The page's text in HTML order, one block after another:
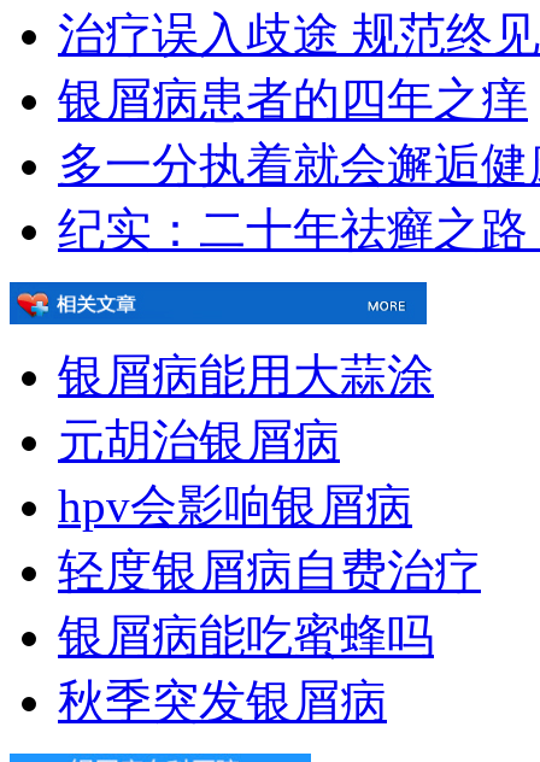
治疗误入歧途 规范终
银屑病患者的四年之痒
多一分执着就会邂逅健
纪实：二十年祛癣之
银屑病能用大蒜涂
元胡治银屑病
hpv会影响银屑病
轻度银屑病自费治疗
银屑病能吃蜜蜂吗
秋季突发银屑病